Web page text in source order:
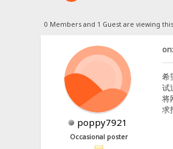
0 Members and 1 Guest are viewing
poppy7921
Occasional poster
on:
希
试
将
求